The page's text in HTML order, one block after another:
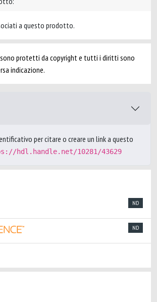
a questo prodotto.
sono protetti da copyright e tutti i diritti sono
indicazione.
per citare o creare un link a questo
hdl.handle.net/10281/43629
ND
ND